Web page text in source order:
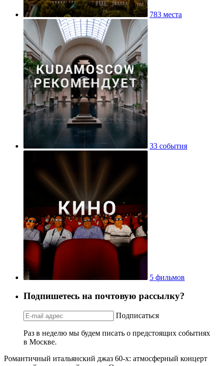
783 места
33 события
5 фильмов
Подпишетесь на почтовую рассылку?
Подписаться
Раз в неделю мы будем писать о предстоящих событиях
в Москве.
Романтичный итальянский джаз 60-х: атмосферный концерт